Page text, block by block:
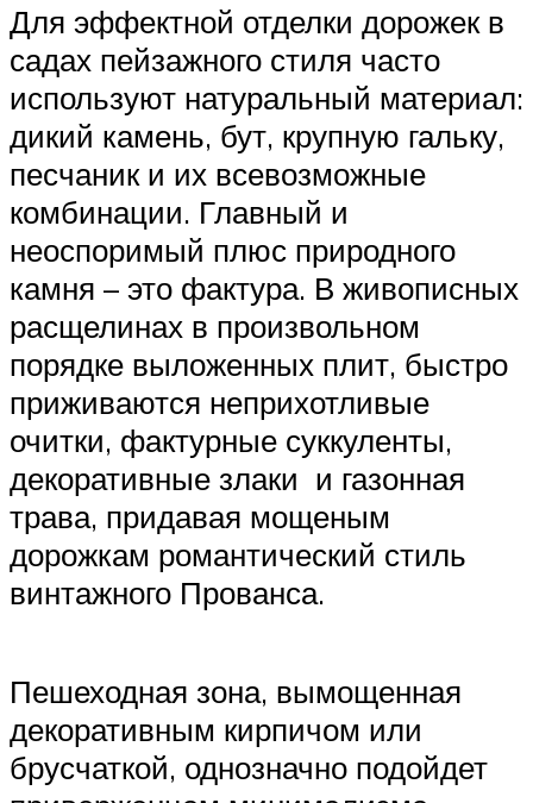
Для эффектной отделки дорожек в
садах пейзажного стиля часто
используют натуральный материал:
дикий камень, бут, крупную гальку,
песчаник и их всевозможные
комбинации. Главный и
неоспоримый плюс природного
камня – это фактура. В живописных
расщелинах в произвольном
порядке выложенных плит, быстро
приживаются неприхотливые
очитки, фактурные суккуленты,
декоративные злаки и газонная
трава, придавая мощеным
дорожкам романтический стиль
винтажного Прованса.
Пешеходная зона, вымощенная
декоративным кирпичом или
брусчаткой, однозначно подойдет